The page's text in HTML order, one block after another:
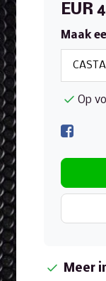
EUR
Maak
Op
Meer